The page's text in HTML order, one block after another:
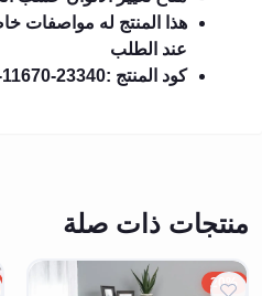
هذا المنتج له مواصفات
عند الطلب
كود المنتج :MS-11670-23340
منتجات ذات صلة
20%